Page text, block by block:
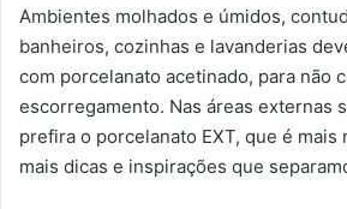
Ambientes molhados e úmidos,
banheiros, cozinhas e lavanderias
com porcelanato acetinado, para não
escorregamento. Nas áreas externas
prefira o porcelanato EXT, que é
mais dicas e inspirações que